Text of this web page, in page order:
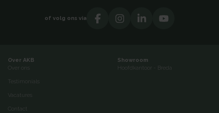
of volg ons via
Over AKB
Over ons
Testimonials
Vacatures
Contact
Showroom
Hoofdkantoor - Breda